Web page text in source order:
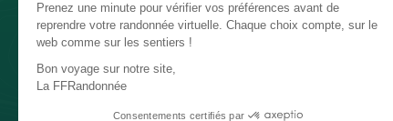
Prenez une minute pour vérifier vos préférences avant de
reprendre votre randonnée virtuelle. Chaque choix compte, sur le
web comme sur les sentiers !
Bon voyage sur notre site,
La FFRandonnée
Consentements certifiés par